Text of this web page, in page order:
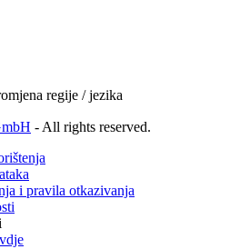
regije / jezika
- All rights reserved.
i pravila otkazivanja